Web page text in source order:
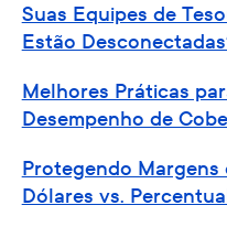
Suas Equipes de
Estão
Melhores Práticas
Desempenho de
Protegendo Margens
Dólares vs.